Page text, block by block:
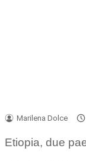
Marilena Dolce
Etiopia, due